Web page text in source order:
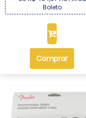
Boleto
Comprar